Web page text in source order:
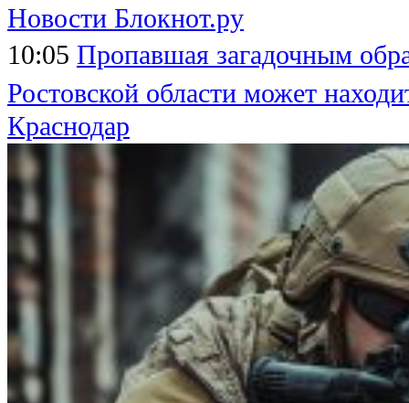
Новости Блокнот.ру
10:05 Пропавшая загадочным
Ростовской области может
Краснодар